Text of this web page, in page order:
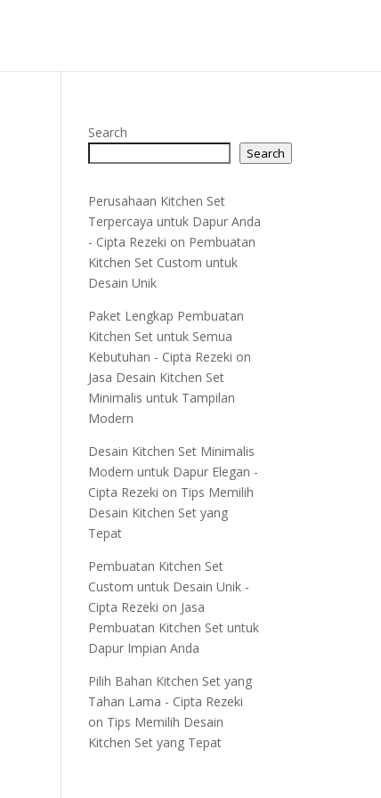
Search
Search
Perusahaan Kitchen Set
Terpercaya untuk Dapur Anda
- Cipta Rezeki on Pembuatan
Kitchen Set Custom untuk
Desain Unik
Paket Lengkap Pembuatan
Kitchen Set untuk Semua
Kebutuhan - Cipta Rezeki on
Jasa Desain Kitchen Set
Minimalis untuk Tampilan
Modern
Desain Kitchen Set Minimalis
Modern untuk Dapur Elegan -
Cipta Rezeki on Tips Memilih
Desain Kitchen Set yang
Tepat
Pembuatan Kitchen Set
Custom untuk Desain Unik -
Cipta Rezeki on Jasa
Pembuatan Kitchen Set untuk
Dapur Impian Anda
Pilih Bahan Kitchen Set yang
Tahan Lama - Cipta Rezeki
on Tips Memilih Desain
Kitchen Set yang Tepat